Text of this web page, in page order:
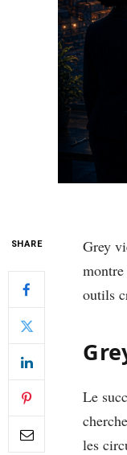
SHARE
Grey
outils
Le
les